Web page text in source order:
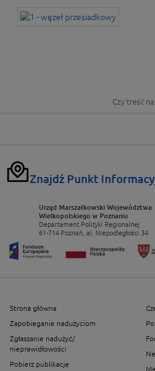
Czy treść
Znajdź Punkt
Urząd Marszałkowski Województwa
Wielkopolskiego w Poznaniu
Departament Polityki Regionalnej
61-714 Poznań, al. Niepodległości 34
Strona główna
Zapobieganie nadużyciom
Zgłaszanie nadużyć/
nieprawidłowości
Pobierz publikacje